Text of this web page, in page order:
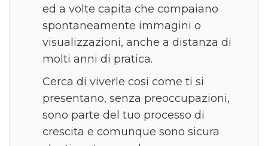
ed a volte capita che compaiano
spontaneamente immagini o
visualizzazioni, anche a distanza di
molti anni di pratica.
Cerca di viverle cosi come ti si
presentano, senza preoccupazioni,
sono parte del tuo processo di
crescita e comunque sono sicura